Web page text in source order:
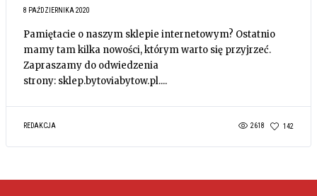
8 PAŹDZIERNIKA 2020
Pamiętacie o naszym sklepie internetowym? Ostatnio
mamy tam kilka nowości, którym warto się przyjrzeć.
Zapraszamy do odwiedzenia
strony: sklep.bytoviabytow.pl....
REDAKCJA 2618 142